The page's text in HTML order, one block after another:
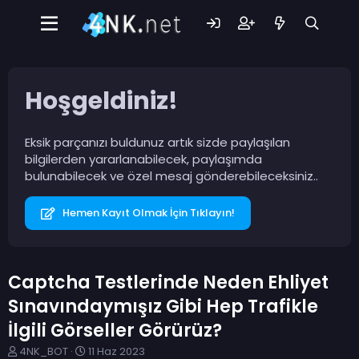
Hoşgeldiniz!
Eksik parçanızı buldunuz artık sizde paylaşılan
bilgilerden yararlanabilecek, paylaşımda
bulunabilecek ve özel mesaj gönderebileceksiniz..
Hemen Kayıt Olmak İçin Tıklayın!
Captcha Testlerinde Neden Ehliyet
Sınavındaymışız Gibi Hep Trafikle
İlgili Görseller Görürüz?
K
4NK_BOT
B
11 Haz 2023